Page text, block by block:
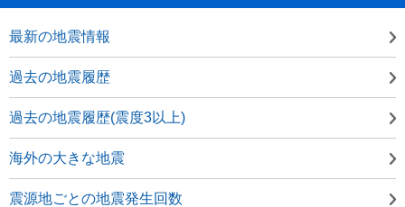
最新の地震情報
過去の地震履歴
過去の地震履歴(震度3以上)
海外の大きな地震
震源地ごとの地震発生回数